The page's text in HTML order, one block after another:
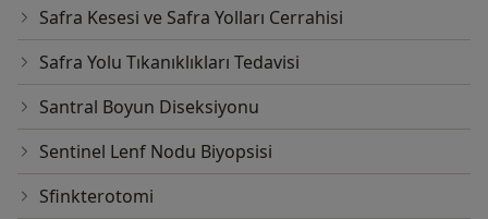
Safra Kesesi ve Safra Yolları Cerrahisi
Safra Yolu Tıkanıklıkları Tedavisi
Santral Boyun Diseksiyonu
Sentinel Lenf Nodu Biyopsisi
Sfinkterotomi